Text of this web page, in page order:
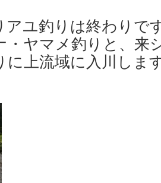
アユ釣りは終わりで
・ヤマメ釣りと、来
に上流域に入川しま